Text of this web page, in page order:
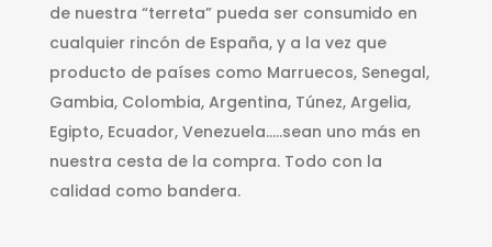
de nuestra “terreta” pueda ser consumido en
cualquier rincón de España, y a la vez que
producto de países como Marruecos, Senegal,
Gambia, Colombia, Argentina, Túnez, Argelia,
Egipto, Ecuador, Venezuela…..sean uno más en
nuestra cesta de la compra. Todo con la
calidad como bandera.